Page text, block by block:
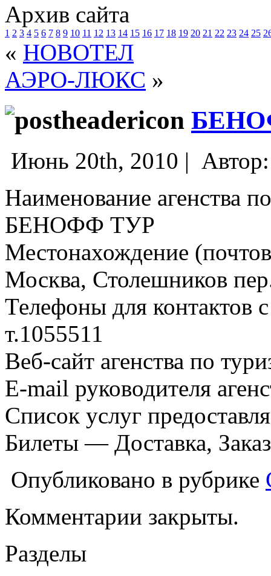
Архив сайта
1 2 3 4 5 6 7 8 9 10 11 12 13 14 15 16 17 18 19 20 21 22 23 24 25
« НОВОТЕЛ
АЭРО-ЛЮКС »
Июнь 20th, 2010 |
Наименование агенства
БЕНОФФ ТУР
Местонахождение
Москва, Столешников
Телефоны для контактов
т.1055511
Веб-сайт агенства по
E-mail руководителя
Список услуг
Билеты — Доставка,
Опубликовано в рубрике
Комментарии закрыты.
Разделы